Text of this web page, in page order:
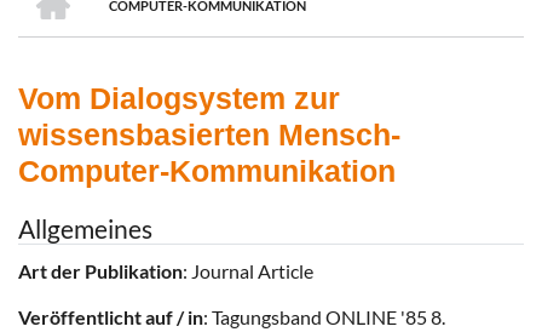
COMPUTER-KOMMUNIKATION
Vom Dialogsystem zur
wissensbasierten Mensch-
Computer-Kommunikation
Allgemeines
Art der Publikation: Journal Article
Veröffentlicht auf / in: Tagungsband ONLINE '85 8.